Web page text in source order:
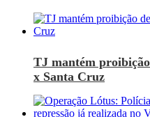
TJ mantém
x Santa Cruz